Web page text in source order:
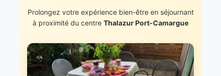
Prolongez votre expérience bien-être en séjournant
à proximité du centre Thalazur Port-Camargue